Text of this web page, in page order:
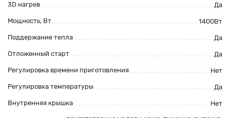
3D нагрев Да
Мощность, Вт 1400Вт
Поддержание тепла Да
Отложенный старт Да
Регулировка времени приготовления Нет
Регулировка температуры Да
Внутренняя крышка Нет